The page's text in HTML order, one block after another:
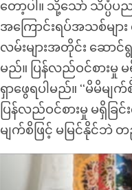
တော့ပါ။ သို့သော် သိပ္ပံ
အကြောင်းရပ်အသစ်မျ
လမ်းများအတိုင်း ဆေ
မည်။ ပြန်လည်ဝင်စား
ရှာဖွေရပါမည်။ ‘‘မိမိမျ
ပြန်လည်ဝင်စားမှု မရှိ
မျက်စိဖြင့် မမြင်နိုင်ဘဲ